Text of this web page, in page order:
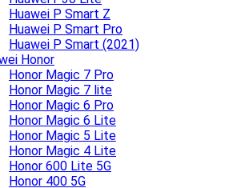
Huawei P Smart Z
Huawei P Smart Pro
Huawei P Smart (2021)
Honor
Honor Magic 7 Pro
Honor Magic 7 lite
Honor Magic 6 Pro
Honor Magic 6 Lite
Honor Magic 5 Lite
Honor Magic 4 Lite
Honor 600 Lite 5G
Honor 400 5G